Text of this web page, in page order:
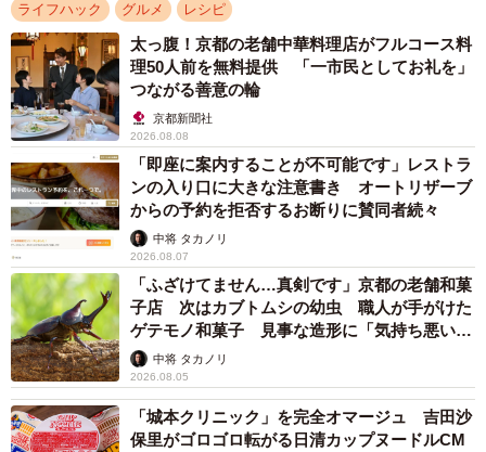
ライフハック グルメ レシピ
太っ腹！京都の老舗中華料理店がフルコース料
理50人前を無料提供 「一市民としてお礼を」
つながる善意の輪
京都新聞社
2026.08.08
「即座に案内することが不可能です」レストラ
ンの入り口に大きな注意書き オートリザーブ
からの予約を拒否するお断りに賛同者続々
中将 タカノリ
2026.08.07
「ふざけてません…真剣です」京都の老舗和菓
子店 次はカブトムシの幼虫 職人が手がけた
ゲテモノ和菓子 見事な造形に「気持ち悪いく
らいリアル」
中将 タカノリ
2026.08.05
「城本クリニック」を完全オマージュ 吉田沙
保里がゴロゴロ転がる日清カップヌードルCM